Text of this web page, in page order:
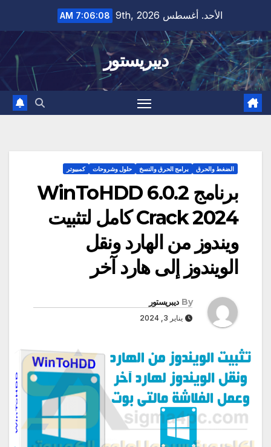
content
الأحد. أغسطس 9th, 2026 7:06:09 AM
ديبريستور
الضغط والحرق برامج الحرق والنسخ حلول وشروحات كمبيوتر
برنامج WinToHDD 6.0.2
Crack 2024 كامل لتثبيت
ويندوز من الهارد ونقل
الويندوز إلى هارد آخر
By ديبريستور
يناير 3, 2024